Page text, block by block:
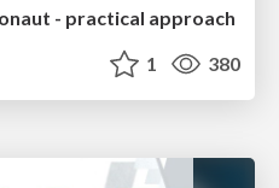
- practical approach
1 380